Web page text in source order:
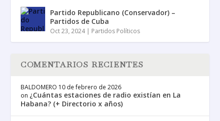
Partido Republicano (Conservador) –
Partidos de Cuba
Oct 23, 2024| Partidos Políticos
COMENTARIOS RECIENTES
BALDOMERO 10 de febrero de 2026
on ¿Cuántas estaciones de radio existían en La
Habana? (+ Directorio x años)